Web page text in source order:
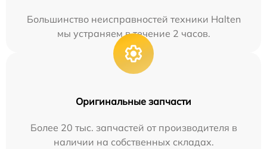
Большинство неисправностей техники Halten
мы устраняем в течение 2 часов.
Оригинальные запчасти
Более 20 тыс. запчастей от производителя в
наличии на собственных складах.